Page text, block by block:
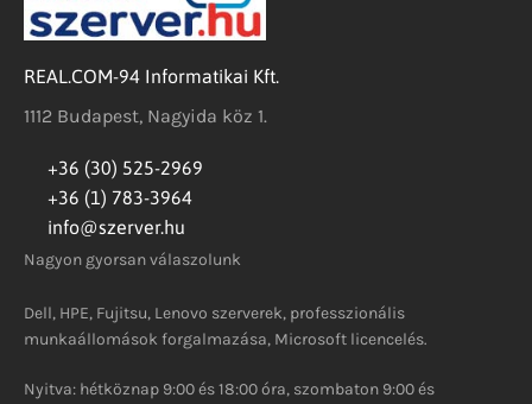
REAL.COM-94 Informatikai Kft.
1112 Budapest, Nagyida köz 1.
+36 (30) 525-2969
+36 (1) 783-3964
info@szerver.hu
Nagyon gyorsan válaszolunk
Dell, HPE, Fujitsu, Lenovo szerverek, professzionális
munkaállomások forgalmazása, Microsoft licencelés.
Nyitva: hétköznap 9:00 és 18:00 óra, szombaton 9:00 és